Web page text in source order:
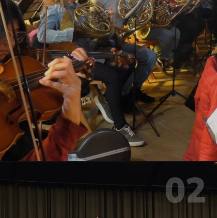
Talleres de Formación Musical 02